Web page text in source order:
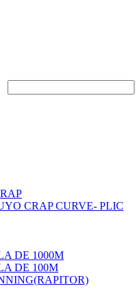
CRAP CURVE- PLIC
DE 1000M
DE 100M